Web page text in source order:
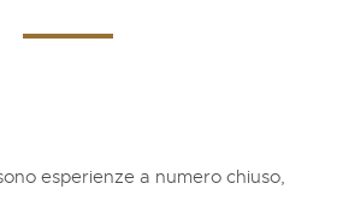
esperienze a numero chiuso,